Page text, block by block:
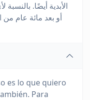
الأبدية أيضًا.
أو بعد مائة عام من
es lo que quiero
Para